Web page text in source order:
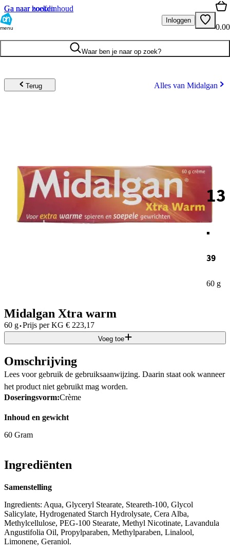
Ga naar hoofdinhoud
Ga naar zoeken
menu
Inloggen
0.00
Waar ben je naar op zoek?
Terug Alles van Midalgan
13
.
39
60 g
Midalgan Xtra warm
60 g·Prijs per KG € 223,17
Voeg toe
Omschrijving
Lees voor gebruik de gebruiksaanwijzing. Daarin staat ook wanneer
het product niet gebruikt mag worden.
Doseringsvorm:Crème
Inhoud en gewicht
60 Gram
Ingrediënten
Samenstelling
Ingredients: Aqua, Glyceryl Stearate, Steareth-100, Glycol
Salicylate, Hydrogenated Starch Hydrolysate, Cera Alba,
Methylcellulose, PEG-100 Stearate, Methyl Nicotinate, Lavandula
Angustifolia Oil, Propylparaben, Methylparaben, Linalool,
Limonene, Geraniol.